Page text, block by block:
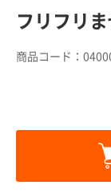
フリフリ
商品コード：